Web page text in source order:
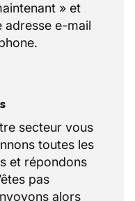
» et
adresse e-mail
secteur vous
toutes les
et répondons
pas
alors